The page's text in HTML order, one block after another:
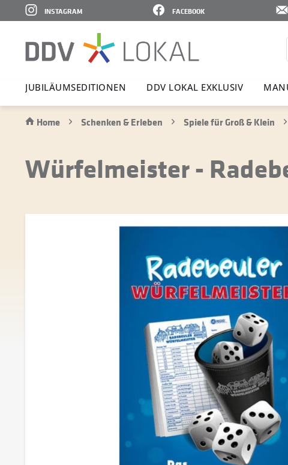
FACEBOOK
INSTAGRAM
JUBI­LÄ­UMS­E­DI­TIONEN DDV LOKAL EXKLUSIV
Home Schenken & Erleben Spiele für Groß & Klein
Würfelmeister -